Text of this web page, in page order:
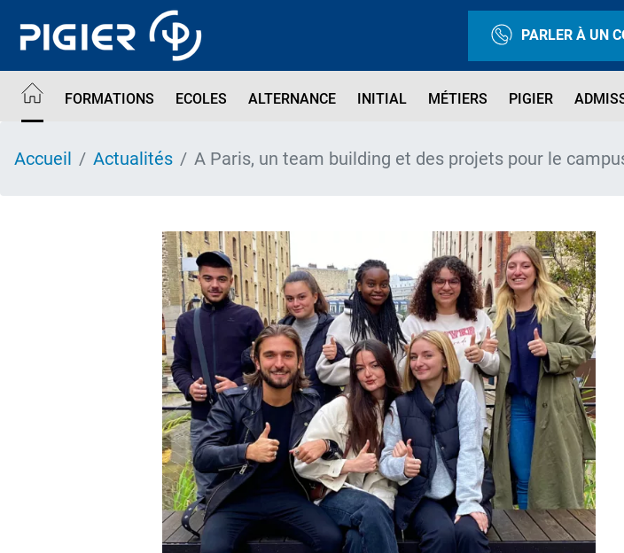
contenu
PARLER À UN
FORMATIONS ECOLES ALTERNANCE INITIAL MÉTIERS PIGIER
Accueil Actualités A Paris, un team building et des projets pour le